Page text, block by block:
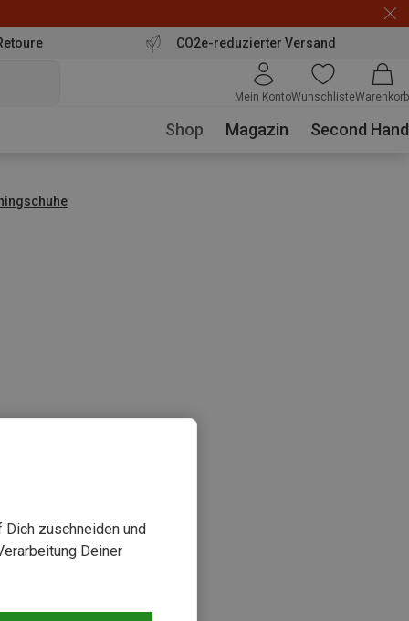
CO2e-reduzierter Versand
Mein KontoWunschlisteWarenkorb
Shop Magazin Second Hand
zuschneiden und
Deiner